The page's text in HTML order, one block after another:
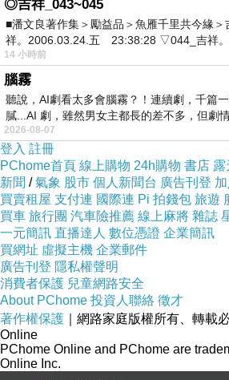
賴，還不賴，還不賴，還不賴，還不
賴，還不賴，還不賴，還不賴，還不
管它咧，我好飽，讓事情落幕，吸吸
心啦，歡迎喔，那個也很礙事，這是
拳頭，知道了！
日前想購入NIKON 82mm NC UV多
Color Fiter，想到家裡原本舊的也使
新的時候了。網路上比價比了好久，
買！
小編還記得以前買電腦大概要帶20張
◎吉祥_043~045
■潘文良著作集＞勵益品＞魚雁千里共今緣
祥。2006.03.24.五 23:38:28 ▽044_吉祥
14 小時前
腦霧
聽說，AI劇看太多會腦霧？！連續劇，千篇
膩...AI 劇，雖然男女主都長的差不多，但劇
2026-08-07
登入 註冊
PChome首頁 線上購物 24h購物 書店 露
新聞 /氣象 股市 個人新聞台 廣告刊登
買賣租屋 支付連 國際連 Pi 拍錢包 旅遊
買車 旅行團 汽車險推薦 線上麻將 雜誌
一元簡訊 直播達人 數位憑證 企業簡訊
買網址 虛擬主機 企業郵件
廣告刊登 隱私權聲明
消費者保護 兒童網路安全
About PChome 投資人聯絡 徵才
著作權保護 ｜網路家庭版權所有、轉載
Online
PChome Online and PChome are
Online Inc.